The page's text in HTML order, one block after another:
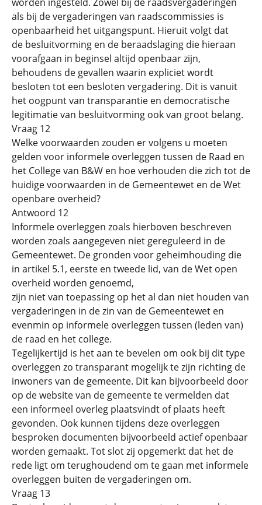
als bij de vergaderingen van raadscommissies is
openbaarheid het uitgangspunt. Hieruit volgt dat
de besluitvorming en de beraadslaging die hieraan
voorafgaan in beginsel altijd openbaar zijn,
behoudens de gevallen waarin expliciet wordt
besloten tot een besloten vergadering. Dit is vanuit
het oogpunt van transparantie en democratische
legitimatie van besluitvorming ook van groot belang.
Vraag 12
Welke voorwaarden zouden er volgens u moeten
gelden voor informele overleggen tussen de Raad en
het College van B&W en hoe verhouden die zich tot de
huidige voorwaarden in de Gemeentewet en de Wet
openbare overheid?
Antwoord 12
Informele overleggen zoals hierboven beschreven
worden zoals aangegeven niet gereguleerd in de
Gemeentewet. De gronden voor geheimhouding die
in artikel 5.1, eerste en tweede lid, van de Wet open
overheid worden genoemd,
zijn niet van toepassing op het al dan niet houden van
vergaderingen in de zin van de Gemeentewet en
evenmin op informele overleggen tussen (leden van)
de raad en het college.
Tegelijkertijd is het aan te bevelen om ook bij dit type
overleggen zo transparant mogelijk te zijn richting de
inwoners van de gemeente. Dit kan bijvoorbeeld door
op de website van de gemeente te vermelden dat
een informeel overleg plaatsvindt of plaats heeft
gevonden. Ook kunnen tijdens deze overleggen
besproken documenten bijvoorbeeld actief openbaar
worden gemaakt. Tot slot zij opgemerkt dat het de
rede ligt om terughoudend om te gaan met informele
overleggen buiten de vergaderingen om.
Vraag 13